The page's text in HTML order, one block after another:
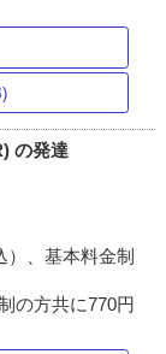
の発達
、基本料金制
の方共に770円